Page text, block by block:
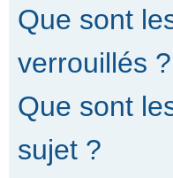
Que sont
verrouillés ?
Que sont
sujet ?